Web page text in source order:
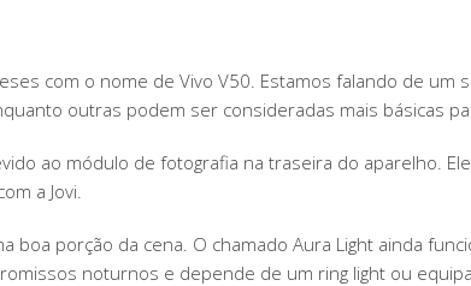
com o nome de Vivo V50. Estamos falando de
outras podem ser consideradas mais básicas
ao módulo de fotografia na traseira do aparelho.
a Jovi.
porção da cena. O chamado Aura Light ainda
noturnos e depende de um ring light ou